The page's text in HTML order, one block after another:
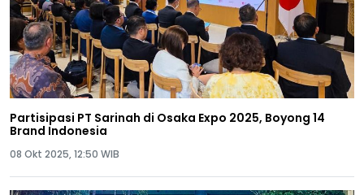
Partisipasi PT Sarinah di Osaka Expo 2025, Boyong 14
Brand Indonesia
08 Okt 2025, 12:50 WIB